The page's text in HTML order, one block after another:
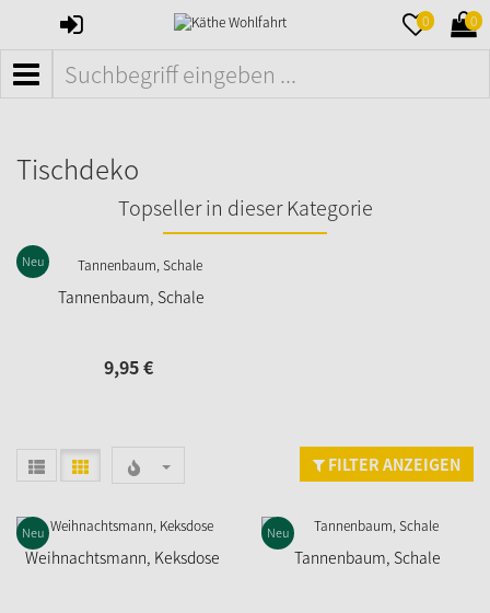
ANMELDEN 0 0
MENÜ
Tischdeko
Topseller in dieser Kategorie
Tannenbaum, Schale
Neu
9,95€
FILTER ANZEIGEN
Weihnachtsmann, Keksdose
Neu
Tannenbaum, Schale
Neu